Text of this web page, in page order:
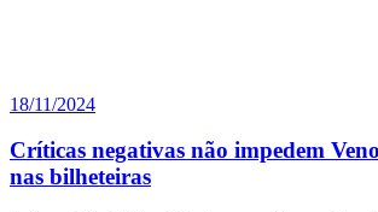
18/11/2024
Críticas negativas não impedem
nas bilheteiras